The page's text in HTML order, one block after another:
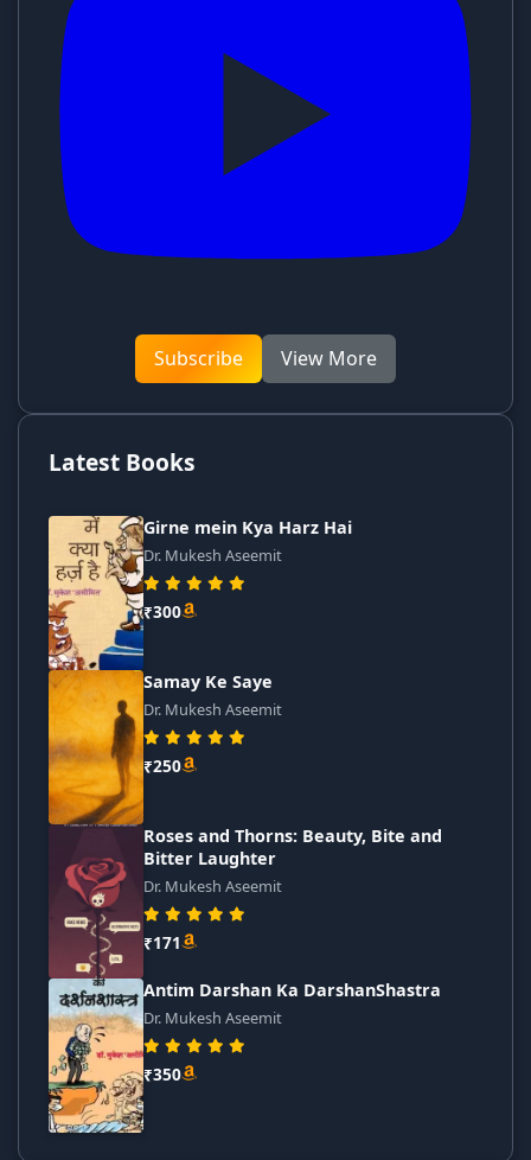
Subscribe View More
Latest Books
Girne mein Kya Harz Hai
Dr. Mukesh Aseemit
₹300
Samay Ke Saye
Dr. Mukesh Aseemit
₹250
Roses and Thorns: Beauty, Bite and
Bitter Laughter
Dr. Mukesh Aseemit
₹171
Antim Darshan Ka DarshanShastra
Dr. Mukesh Aseemit
₹350